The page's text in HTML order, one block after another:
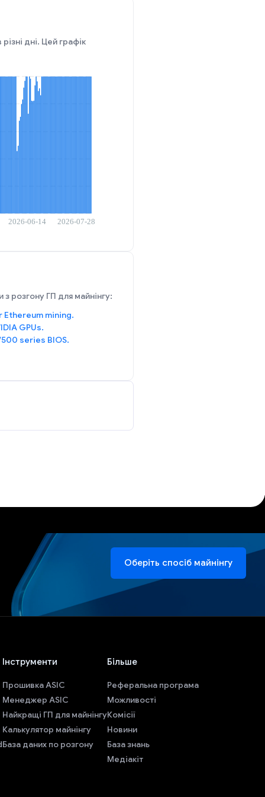
дні. Цей графік
з розгону ГП для майнінгу:
mining.
GPUs.
series BIOS.
Оберіть спосіб майнінгу
Інструменти
Прошивка ASIC
Менеджер ASIC
Найкращі ГП для майнінгу
Калькулятор майнінгу
База даних по розгону
Більше
Реферальна програма
Можливості
Комісії
Новини
База знань
Медіакіт